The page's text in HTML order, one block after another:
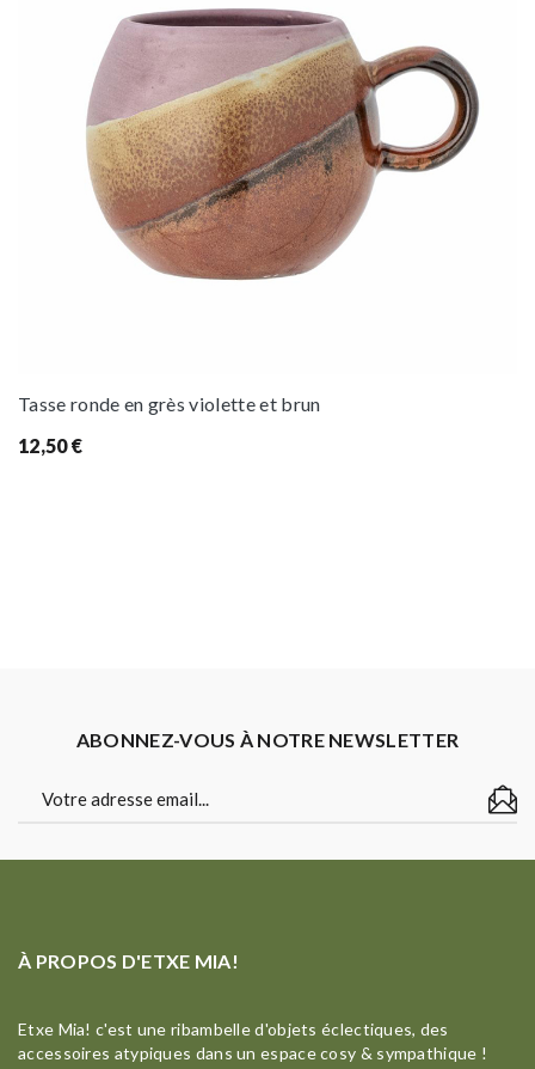
Tasse ronde en grès violette et brun
12,50€
ABONNEZ-VOUS À NOTRE NEWSLETTER
À PROPOS D'ETXE MIA!
Etxe Mia! c'est une ribambelle d'objets éclectiques, des
accessoires atypiques dans un espace cosy & sympathique !